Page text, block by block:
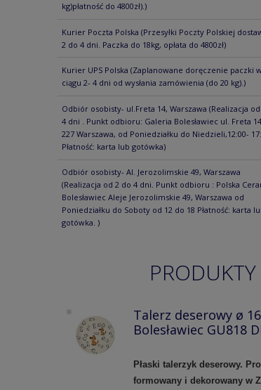
kg)płatność do 4800zł).)
Kurier Poczta Polska (Przesyłki Poczty Polskiej
2 do 4 dni. Paczka do 18kg, opłata do 4800zł)
Kurier UPS Polska (Zaplanowane doręczenie paczki
ciągu 2- 4 dni od wysłania zamówienia (do 20 kg).)
Odbiór osobisty- ul.Freta 14, Warszawa (Realizacja
4 dni . Punkt odbioru: Galeria Bolesławiec ul. Freta
227 Warszawa, od Poniedziałku do Niedzieli,12:00-
Płatność: karta lub gotówka)
Odbiór osobisty- Al. Jerozolimskie 49, Warszawa
(Realizacja od 2 do 4 dni. Punkt odbioru : Polska
Bolesławiec Aleje Jerozolimskie 49, Warszawa od
Poniedziałku do Soboty od 12 do 18 Płatność: karta
gotówka. )
Talerz deserowy ø
Bolesławiec GU818
Płaski talerzyk deserowy.
formowany i dekorowany w